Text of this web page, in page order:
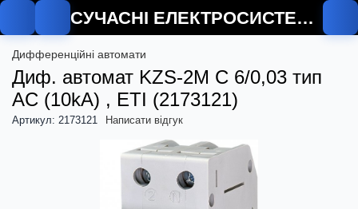
СУЧАСНІ ЕЛЕКТРОСИСТЕМИ
Дифференційні автомати
Диф. автомат KZS-2M C 6/0,03 тип
AC (10kA) , ETI (2173121)
Артикул: 2173121 Написати відгук